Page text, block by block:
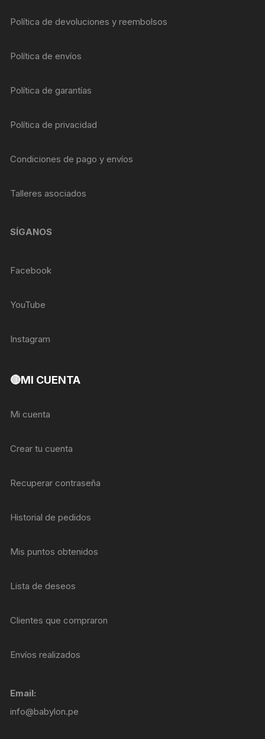
Política de devoluciones y reembolsos
Política de envíos
Política de garantías
Política de privacidad
Condiciones de pago y envíos
Talleres asociados
SÍGANOS
Facebook
YouTube
Instagram
🔴MI CUENTA
Mi cuenta
Crear tu cuenta
Recuperar contraseña
Historial de pedidos
Mis puntos obtenidos
Lista de deseos
Clientes que compraron
Envíos realizados
Email:
info@babylon.pe